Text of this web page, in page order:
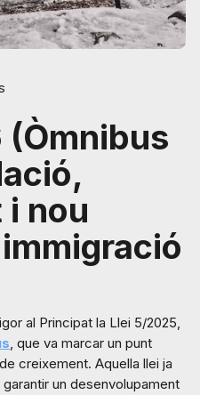
nou
al Principat la Llei 5/2025,
, que va marcar un punt
creixement. Aquella llei ja
un desenvolupament